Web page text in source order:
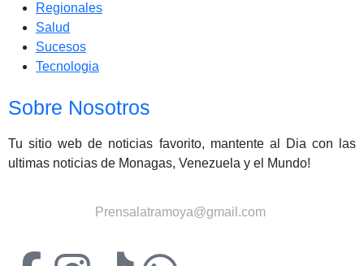
Regionales
Salud
Sucesos
Tecnologia
Sobre Nosotros
Tu sitio web de noticias favorito, mantente al Dia con las
ultimas noticias de Monagas, Venezuela y el Mundo!
Prensalatramoya@gmail.com